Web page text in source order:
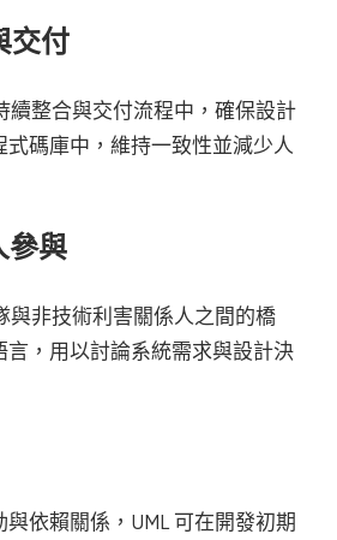
交付
續整合與交付流程中，確保設計
碼庫中，維持一致性並減少人
參與
與非技術利害關係人之間的橋
言，用以討論系統需求與設計決
依賴關係，UML 可在開發初期